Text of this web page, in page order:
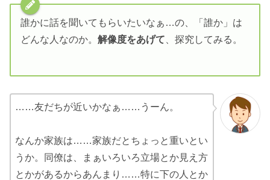
誰かに話を聞いてもらいたいなぁ…の、「誰か」は
どんな人なのか。 解像度をあげて 、探究してみる。
……友だちが近いかなぁ……うーん。
なんか家族は……家族だとちょっと重いとい
うか。同僚は、まぁいろいろ立場とか見え方
とかがあるからあんまり……特に下の人とか